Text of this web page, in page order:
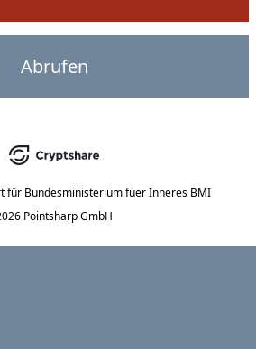
Abrufen
für Bundesministerium fuer Inneres BMI
Pointsharp GmbH